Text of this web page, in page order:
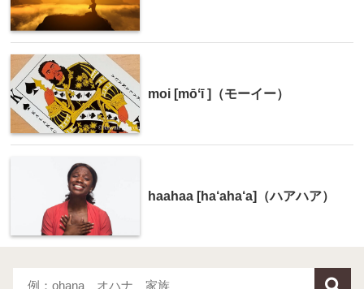
moi [mōʻī ]（モーイー）
haahaa [ha‘aha‘a]（ハアハア）